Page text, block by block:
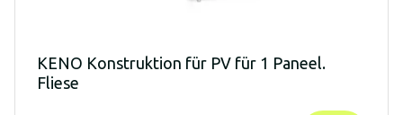
KENO Konstruktion für PV für 1 Paneel.
Fliese